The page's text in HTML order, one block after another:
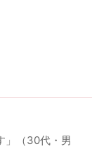
」（30代・男